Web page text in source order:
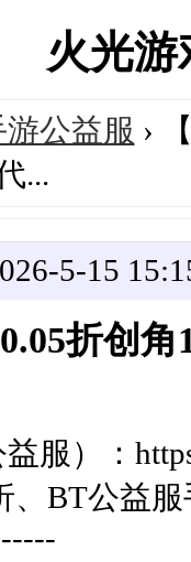
火光
公益服 ›
...
5-15
折创
服）：
、BT公益